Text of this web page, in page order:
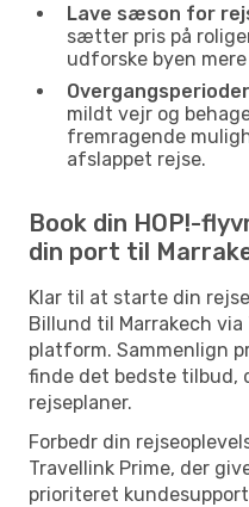
Lave sæson for
sætter pris på
udforske byen
mildt vejr og
fremragende
afslappet rejse.
Book din HOP!-
din port til
Klar til at starte din
Billund til Marrakech
platform. Sammenlign
finde det bedste tilbud,
rejseplaner.
Forbedr din
Travellink Prime, der
prioriteret